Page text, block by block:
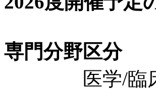
専門分野区分
医学/臨床